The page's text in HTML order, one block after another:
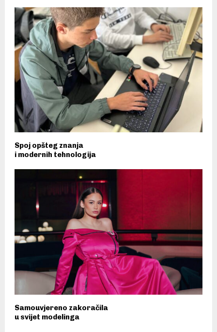
Spoj opšteg znanja
i modernih tehnologija
Samouvjereno zakoračila
u svijet modelinga